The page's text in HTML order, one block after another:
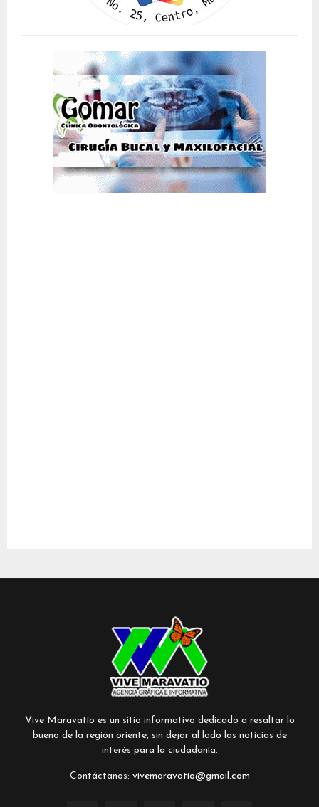
Vive Maravatío es un sitio informativo dedicado a resaltar lo
bueno de la región oriente, sin dejar al lado las noticias de
interés para la ciudadanía.
Contáctanos: vivemaravatio@gmail.com